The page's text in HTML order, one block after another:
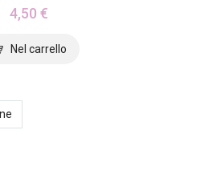
4,50 €